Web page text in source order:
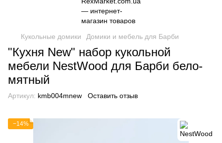
Кукольные домики Домики и мебель для Барби
"Кухня New" набор кукольной
мебели NestWood для Барби бело-
мятный
Артикул: kmb004mnew Оставить отзыв
−14%